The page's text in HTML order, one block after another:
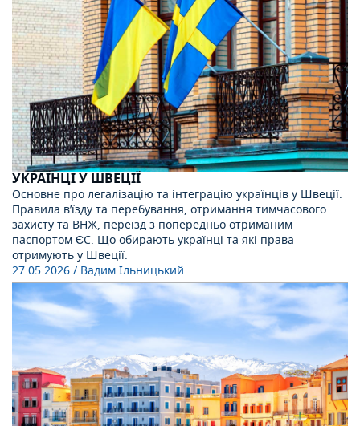
УКРАЇНЦІ У ШВЕЦІЇ
Основне про легалізацію та інтеграцію українців у Швеції.
Правила в’їзду та перебування, отримання тимчасового
захисту та ВНЖ, переїзд з попередньо отриманим
паспортом ЄС. Що обирають українці та які права
отримують у Швеції.
27.05.2026/ Вадим Ільницький